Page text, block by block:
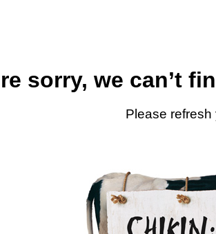
sorry, we can’t
Please refresh